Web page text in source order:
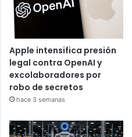
Apple intensifica presión
legal contra OpenAI y
excolaboradores por
robo de secretos
hace 3 semanas